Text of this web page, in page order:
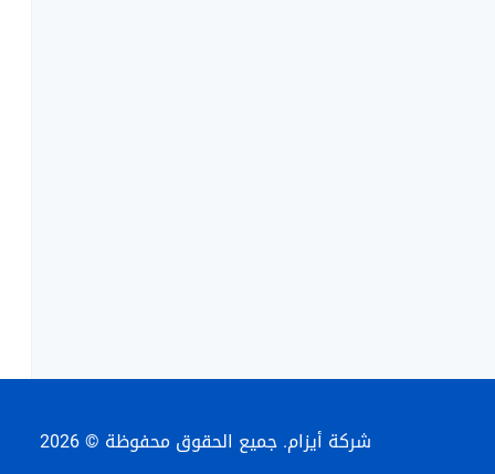
شركة أيزام. جميع الحقوق محفوظة © 2026